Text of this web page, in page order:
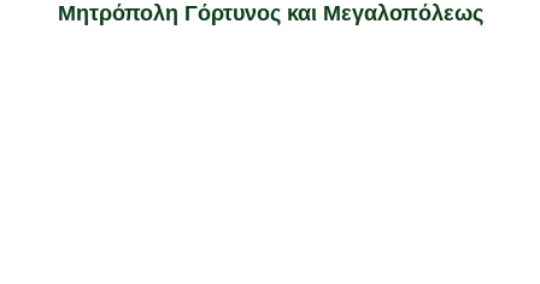
Μητρόπολη Γόρτυνος και Μεγαλοπόλεως